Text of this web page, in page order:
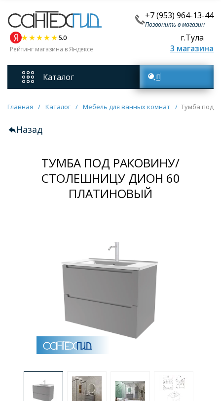
+7 (953) 964-13-44
Позвонить в магазин
5.0
Рейтинг магазина в Яндексе
г.Тула
3 магазина
Каталог
Смесители
Унитазы
Мебель для ванных комнат
Душевые кабины
Полотенцесушители
Аксессуары для ванных комнат
Душевые поддоны
Поиск товаров
Главная / Каталог / Мебель для ванных комнат / Тумба под
Назад
ТУМБА ПОД РАКОВИНУ/
СТОЛЕШНИЦУ ДИОН 60
ПЛАТИНОВЫЙ